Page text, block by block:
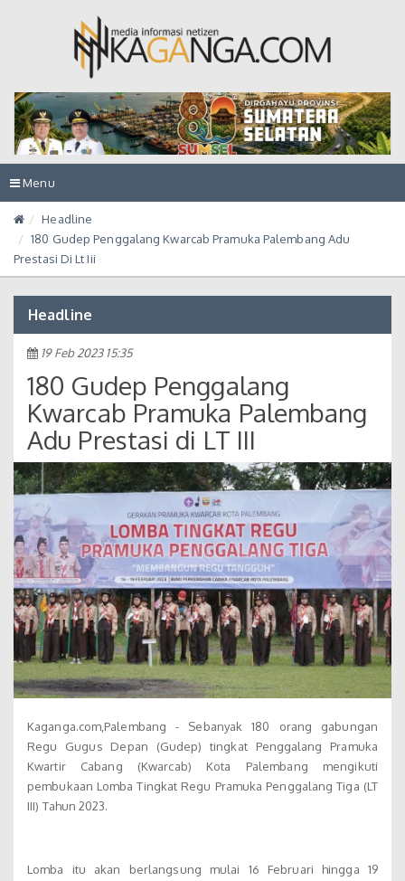
Toggle
navigation
Menu
Headline
180 Gudep Penggalang Kwarcab Pramuka Palembang Adu
Prestasi Di Lt Iii
Headline
19 Feb 2023 15:35
180 Gudep Penggalang
Kwarcab Pramuka Palembang
Adu Prestasi di LT III
Kaganga.com,Palembang - Sebanyak 180 orang gabungan
Regu Gugus Depan (Gudep) tingkat Penggalang Pramuka
Kwartir Cabang (Kwarcab) Kota Palembang mengikuti
pembukaan Lomba Tingkat Regu Pramuka Penggalang Tiga (LT
III) Tahun 2023.
Lomba itu akan berlangsung mulai 16 Februari hingga 19